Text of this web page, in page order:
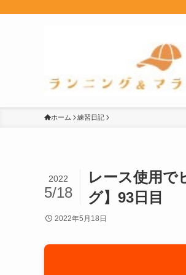
ホーム 練習日記
レース使用で
グ】93日目
2022
5/18
2022年5月18日